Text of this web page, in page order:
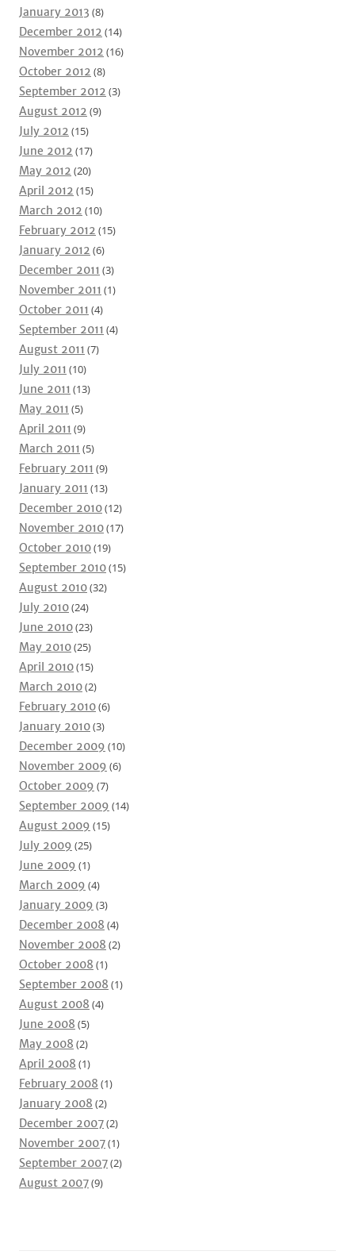
January 2013 (8)
December 2012 (14)
November 2012 (16)
October 2012 (8)
September 2012 (3)
August 2012 (9)
July 2012 (15)
June 2012 (17)
May 2012 (20)
April 2012 (15)
March 2012 (10)
February 2012 (15)
January 2012 (6)
December 2011 (3)
November 2011 (1)
October 2011 (4)
September 2011 (4)
August 2011 (7)
July 2011 (10)
June 2011 (13)
May 2011 (5)
April 2011 (9)
March 2011 (5)
February 2011 (9)
January 2011 (13)
December 2010(12)
November 2010(17)
October 2010(19)
September 2010(15)
August 2010(32)
July 2010(24)
June 2010(23)
May 2010(25)
April 2010(15)
March 2010(2)
February 2010(6)
January 2010(3)
December 2009 (10)
November 2009 (6)
October 2009 (7)
September 2009 (14)
August 2009 (15)
July 2009 (25)
June 2009 (1)
March 2009 (4)
January 2009 (3)
December 2008 (4)
November 2008 (2)
October 2008 (1)
September 2008 (1)
August 2008 (4)
June 2008 (5)
May 2008 (2)
April 2008 (1)
February 2008 (1)
January 2008 (2)
December 2007(2)
November 2007(1)
September 2007(2)
August 2007(9)